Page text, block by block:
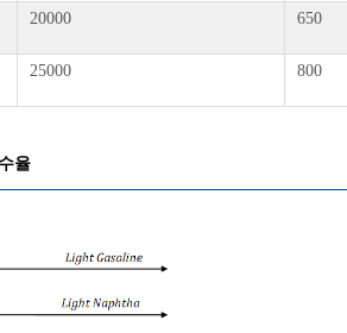
20000 650
25000 800
율